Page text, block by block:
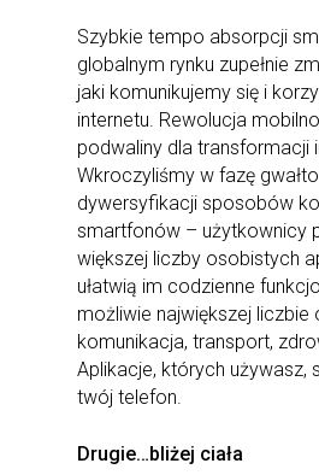
Szybkie tempo absorpcji
globalnym rynku zupełnie
jaki komunikujemy się i
internetu. Rewolucja
podwaliny dla transformacji
Wkroczyliśmy w fazę
dywersyfikacji sposobów
smartfonów – użytkownicy
większej liczby osobistych
ułatwią im codzienne
możliwie największej liczbie
komunikacja, transport,
Aplikacje, których używasz,
twój telefon.
Drugie…bliżej ciała